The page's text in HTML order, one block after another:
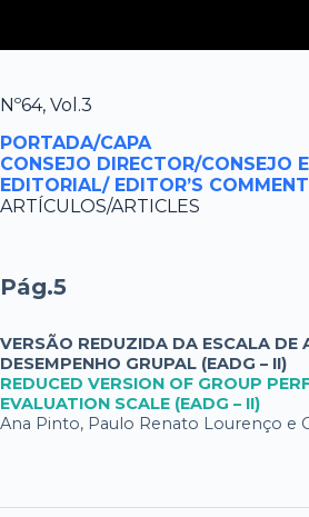
Nº64, Vol.3
PORTADA/CAPA
CONSEJO DIRECTOR/CONSEJO
EDITORIAL/ EDITOR’S
ARTÍCULOS/ARTICLES
Pág.5
VERSÃO REDUZIDA DA ESCALA DE
DESEMPENHO GRUPAL (EADG – II)
REDUCED VERSION OF GROUP
EVALUATION SCALE (EADG – II)
Ana Pinto, Paulo Renato Lourenço e